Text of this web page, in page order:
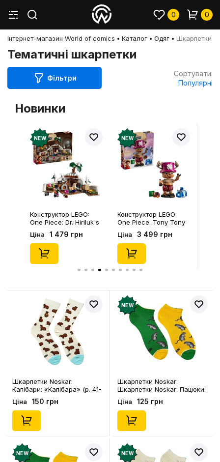
0 0
Інтернет-магазин World of comics Каталог Одяг Шкарпетки
Тематичні шкарпетки
Фільтри
Сортувати:
Популярні
Новинки
NEW
Конструктор LEGO:
One Piece: Dr. Hiriluk's
Hideout, (75641)
Ціна 1 479 грн
NEW
Конструктор LEGO:
One Piece: Tony Tony
Chopper, (75643)
Ціна 3 499 грн
Шкарпетки Noskar:
Капібари: «Капібара» (р. 41-
46), (91645)
Ціна 150 грн
NEW
Шкарпетки Noskar:
Шкарпетки Noskar: Пацюки:
«Ля Ти Криса» (короткі) (р.
41-46), (91679)
Ціна 125 грн
NEW NEW